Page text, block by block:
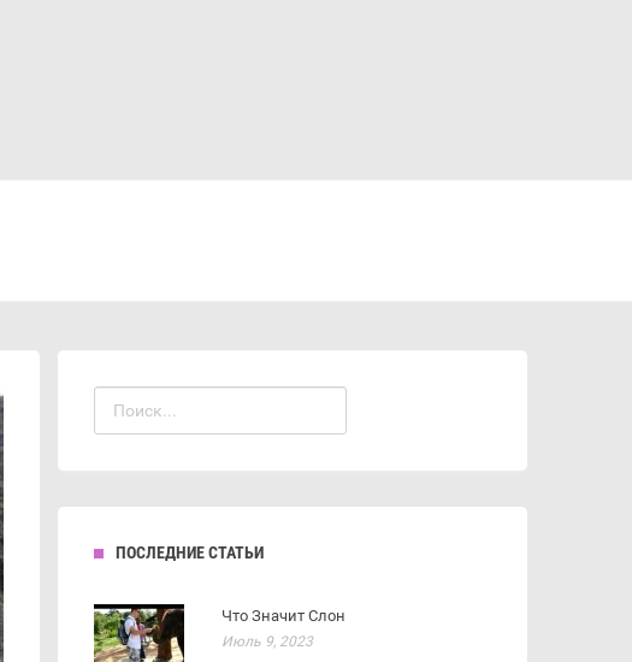
ПОСЛЕДНИЕ СТАТЬИ
Что Значит Слон
Июль 9, 2023